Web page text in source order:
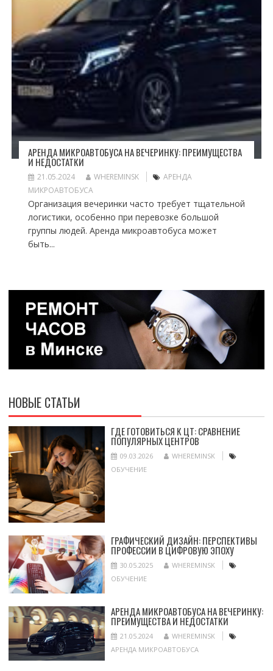
АРЕНДА МИКРОАВТОБУСА НА ВЕЧЕРИНКУ: ПРЕИМУЩЕСТВА
И НЕДОСТАТКИ
21.05.2024 WHEREMINSK
АРЕНДА
МИКРОАВТОБУСА
Организация вечеринки часто требует тщательной
логистики, особенно при перевозке большой
группы людей. Аренда микроавтобуса может
быть...
НОВЫЕ СТАТЬИ
ГДЕ ГОТОВИТЬСЯ К ЦТ: СРАВНЕНИЕ
ПОПУЛЯРНЫХ ЦЕНТРОВ
09.03.2026
WHEREMINSK
ОБУЧЕНИЕ
ГРАФИЧЕСКИЙ ДИЗАЙН: ПЕРСПЕКТИВЫ
ПРОФЕССИИ В ЦИФРОВУЮ ЭПОХУ
30.05.2025
WHEREMINSK
ОБУЧЕНИЕ
АРЕНДА МИКРОАВТОБУСА НА ВЕЧЕРИНКУ:
ПРЕИМУЩЕСТВА И НЕДОСТАТКИ
21.05.2024
WHEREMINSK
АРЕНДА МИКРОАВТОБУСА